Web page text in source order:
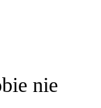
nie